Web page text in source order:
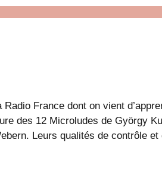
France dont on vient
des 12 Microludes de György
Leurs qualités de contrôle et